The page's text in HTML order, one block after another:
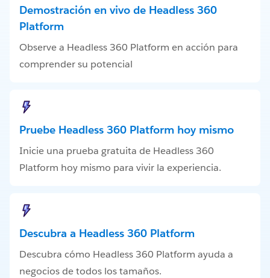
Demostración en vivo de Headless 360
Platform
Observe a Headless 360 Platform en acción para
comprender su potencial
Pruebe Headless 360 Platform hoy mismo
Inicie una prueba gratuita de Headless 360
Platform hoy mismo para vivir la experiencia.
Descubra a Headless 360 Platform
Descubra cómo Headless 360 Platform ayuda a
negocios de todos los tamaños.